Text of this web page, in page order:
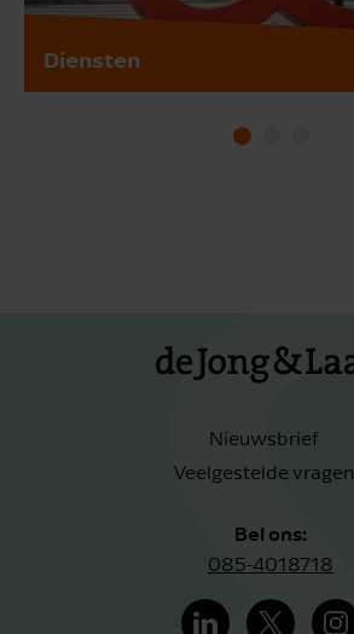
Diensten
Nieuwsbrief
Veelgestelde vragen
Bel ons:
085-4018718